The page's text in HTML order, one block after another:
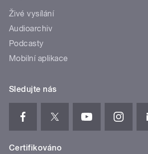
Živé vysílání
Audioarchiv
Podcasty
Mobilní aplikace
Sledujte nás
Certifikováno